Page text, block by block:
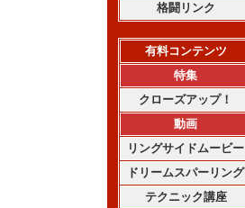
格闘リンク
有料コンテンツ
特集
クローズアップ！
動画
リングサイドムービー
ドリームスパーリング
テクニック講座